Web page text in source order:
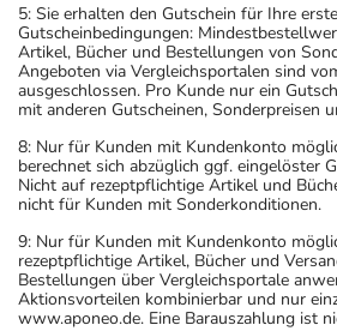
5: Sie erhalten den Gutschein für Ihre
Gutscheinbedingungen:
Artikel, Bücher und Bestellungen von
Angeboten via Vergleichsportalen sind
ausgeschlossen. Pro Kunde nur ein
mit anderen Gutscheinen, Sonderpreisen
8: Nur für Kunden mit Kundenkonto
berechnet sich abzüglich ggf. eingelöster
Nicht auf rezeptpflichtige Artikel und
nicht für Kunden mit Sonderkonditionen.
9: Nur für Kunden mit Kundenkonto
rezeptpflichtige Artikel, Bücher und
Bestellungen über Vergleichsportale
Aktionsvorteilen kombinierbar und nur
www.aponeo.de. Eine Barauszahlung ist